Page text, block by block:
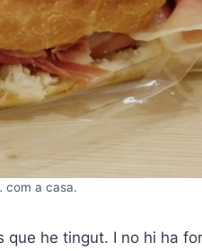
com a casa.
he tingut. I no hi ha